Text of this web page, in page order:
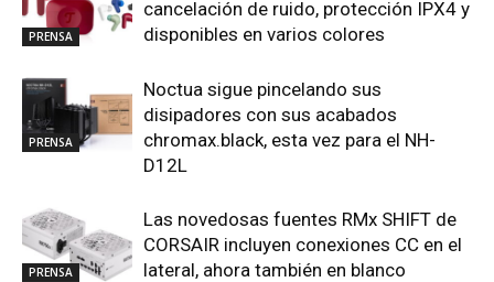
PRENSA
cancelación de ruido, protección IPX4 y
disponibles en varios colores
PRENSA
Noctua sigue pincelando sus
disipadores con sus acabados
chromax.black, esta vez para el NH-
D12L
PRENSA
Las novedosas fuentes RMx SHIFT de
CORSAIR incluyen conexiones CC en el
lateral, ahora también en blanco